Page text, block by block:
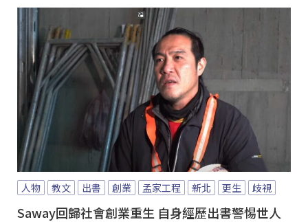
人物 教文 出書 創業 孟家工程 新北 更生 歧視
Saway回歸社會創業重生 自身經歷出書警惕世人